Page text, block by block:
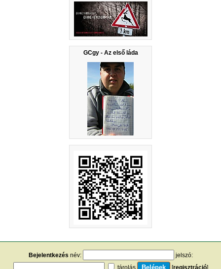
GCgy - Az első láda
Bejelentkezés név:
jelszó:
tárolás
[regisztráció]